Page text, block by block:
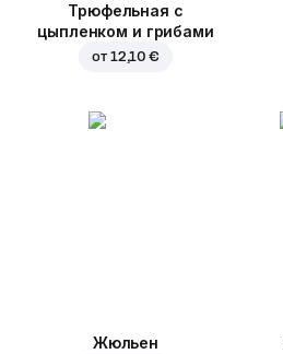
Трюфельная с
цыпленком и грибами
от 12,10 €
Жюльен